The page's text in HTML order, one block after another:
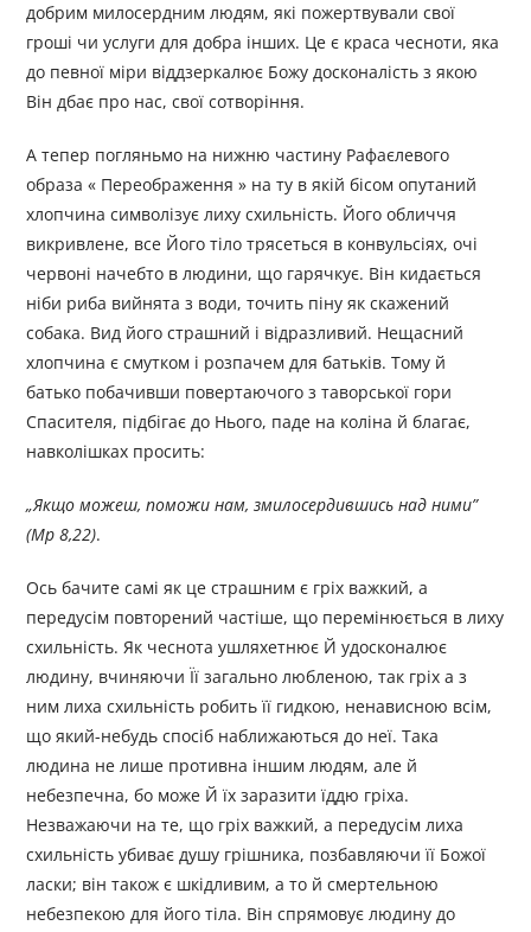
добрим милосердним людям, які пожертвували свої
гроші чи услуги для добра інших. Це є краса чесноти, яка
до певної міри віддзеркалює Божу досконалість з якою
Він дбає про нас, свої сотворіння.
А тепер погляньмо на нижню частину Рафаєлевого
образа « Переображення » на ту в якій бісом опутаний
хлопчина символізує лиху схильність. Його обличчя
викривлене, все Його тіло трясеться в конвульсіях, очі
червоні начебто в людини, що гарячкує. Він кидається
ніби риба вийнята з води, точить піну як скажений
собака. Вид його страшний і відразливий. Нещасний
хлопчина є смутком і розпачем для батьків. Тому й
батько побачивши повертаючого з таворської гори
Спасителя, підбігає до Нього, паде на коліна й благає,
навколішках просить:
„Якщо можеш, поможи нам, змилосердившись над ними”
(Мр 8,22).
Ось бачите самі як це страшним є гріх важкий, а
передусім повторений частіше, що перемінюється в лиху
схильність. Як чеснота ушляхетнює Й удосконалює
людину, вчиняючи Її загально любленою, так гріх а з
ним лиха схильність робить її гидкою, ненависною всім,
що який-небудь спосіб наближаються до неї. Така
людина не лише противна іншим людям, але й
небезпечна, бо може Й їх заразити їддю гріха.
Незважаючи на те, що гріх важкий, а передусім лиха
схильність убиває душу грішника, позбавляючи її Божої
ласки; він також є шкідливим, а то й смертельною
небезпекою для його тіла. Він спрямовує людину до